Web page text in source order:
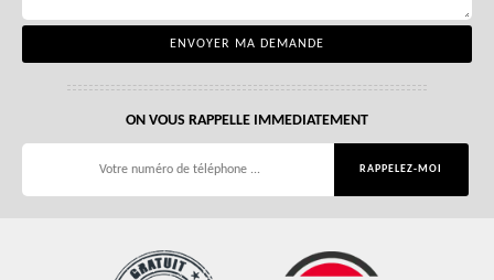
ON VOUS RAPPELLE IMMEDIATEMENT